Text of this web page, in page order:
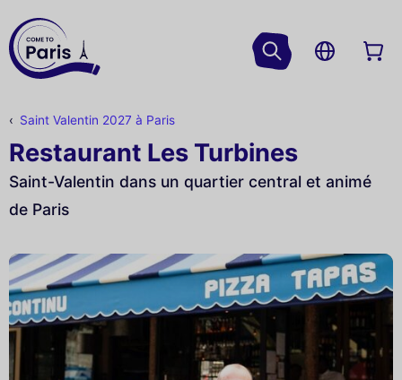
Saint Valentin 2027 à Paris
Restaurant Les Turbines
Saint-Valentin dans un quartier central et animé
de Paris